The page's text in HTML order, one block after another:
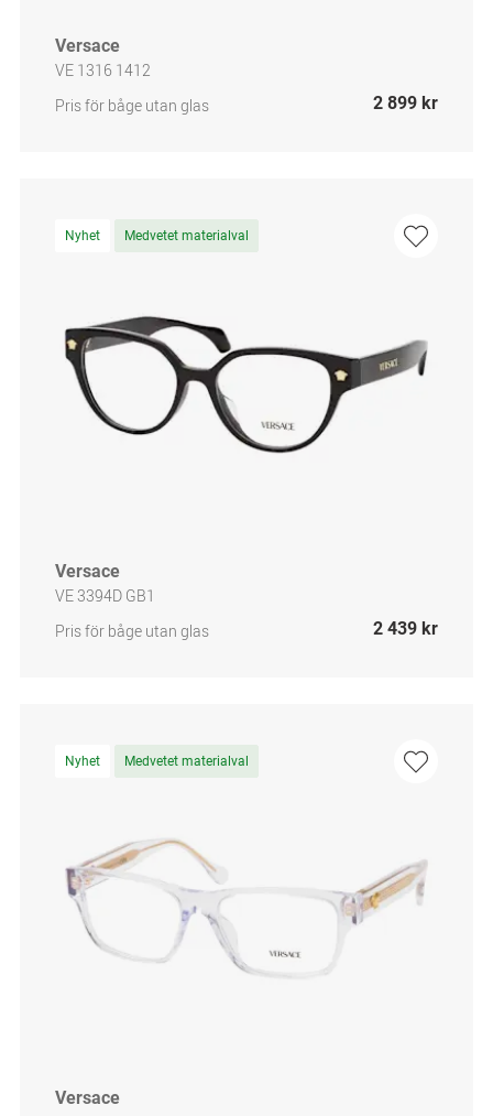
Versace
VE 1316 1412
Pris för båge utan glas
2 899 kr
Nyhet Medvetet materialval
Versace
VE 3394D GB1
Pris för båge utan glas
2 439 kr
Nyhet Medvetet materialval
Versace